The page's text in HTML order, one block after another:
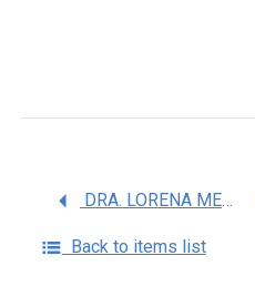
DRA. LORENA MENDEZ VILLA
Back to items list